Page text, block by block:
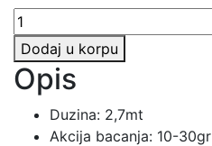
Dodaj u korpu
Opis
Duzina: 2,7mt
Akcija bacanja: 10-30gr